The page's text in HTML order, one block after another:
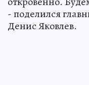
- поделился
Денис Яковлев.